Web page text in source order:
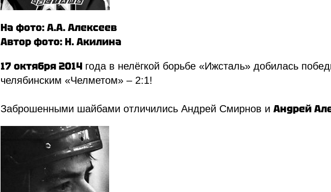
На фото: А.А. Алексеев
Автор фото: Н. Акилина
17 октября 2014 года в нелёгкой борьбе «Ижсталь» добилась
челябинским «Челметом» – 2:1!
Заброшенными шайбами отличились Андрей Смирнов и Андрей